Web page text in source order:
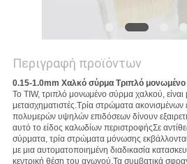
Περιγραφή προϊόντων
0.15-1.0mm Χαλκό σύρμα Τριπλό μονωμένο
Το TIW, τριπλό μονωμένο σύρμα χαλκού, είναι
μετασχηματιστές.Τρία στρώματα
πολυμερών υψηλών επιδόσεων δίνουν
αυτό το είδος καλωδίων περιστροφήςΣε
σύρματα, τρία στρώματα μόνωσης
με μια αυτοματοποιημένη διαδικασία
κεντρική θέση του αγωγού.Τα συμβατικά